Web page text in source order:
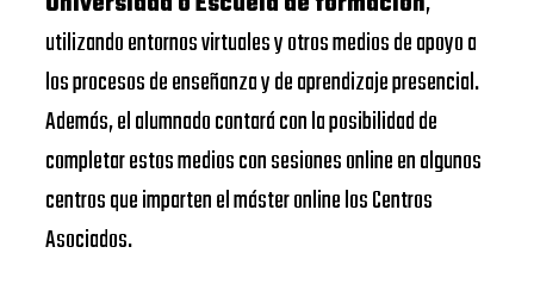
utilizando entornos virtuales y otros medios de apoyo a
los procesos de enseñanza y de aprendizaje presencial.
Además, el alumnado contará con la posibilidad de
completar estos medios con sesiones online en algunos
centros que imparten el máster online los Centros
Asociados.